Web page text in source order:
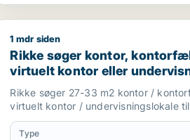
Tørring eller Uldum m.fl.
Rikke søger kontor,
1 mdr siden
Rikke søger kontor,
virtuelt kontor eller
til leje i Middelfart, Egtved
Rikke søger 27-33 m2 kontor /
virtuelt kontor / undervisningslokale
Type